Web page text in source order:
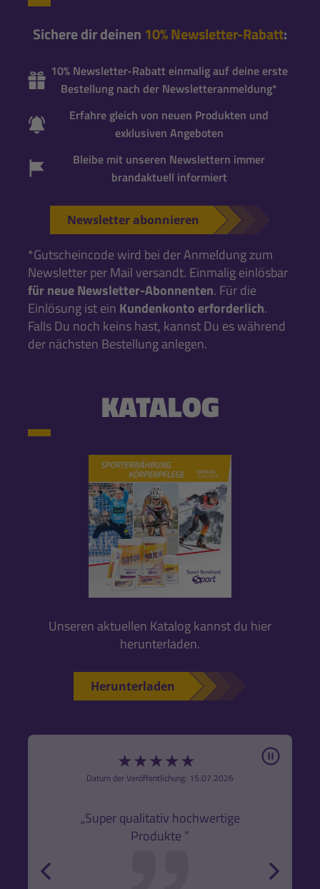
Sichere dir deinen 10% Newsletter-Rabatt:
10% Newsletter-Rabatt einmalig auf deine erste
Bestellung nach der Newsletteranmeldung*
Erfahre gleich von neuen Produkten und
exklusiven Angeboten
Bleibe mit unseren Newslettern immer
brandaktuell informiert
Newsletter abonnieren
*Gutscheincode wird bei der Anmeldung zum
Newsletter per Mail versandt. Einmalig einlösbar
für neue Newsletter-Abonnenten. Für die
Einlösung ist ein Kundenkonto erforderlich.
Falls Du noch keins hast, kannst Du es während
der nächsten Bestellung anlegen.
KATALOG
Unseren aktuellen Katalog kannst du hier
herunterladen.
Herunterladen
★★★★★
Datum der Veröffentlichung: 15.07.2026
„Super qualitativ hochwertige
Produkte ”
Pause